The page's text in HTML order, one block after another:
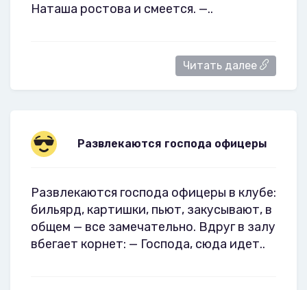
Наташа ростова и смеется. —..
Читать далее
Развлекаются господа офицеры
Развлекаются господа офицеры в клубе:
бильярд, картишки, пьют, закусывают, в
общем — все замечательно. Вдруг в залу
вбегает корнет: — Господа, сюда идет..